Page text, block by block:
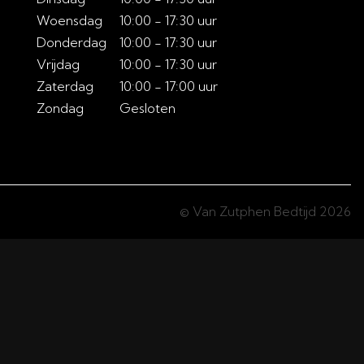
Woensdag
Donderdag
Vrijdag
Zaterdag
Zondag
10:00 - 17:30 uur
10:00 - 17:30 uur
10:00 - 17:30 uur
10:00 - 17:00 uur
Gesloten
© Van Zutphen Bedtijd 2026